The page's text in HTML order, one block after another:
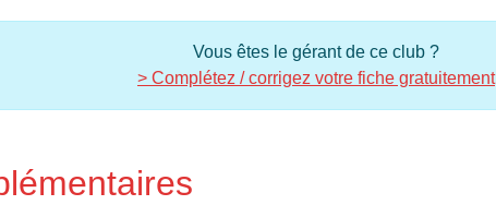
Vous êtes le gérant de ce club ?
> Complétez / corrigez votre fiche gratuitement